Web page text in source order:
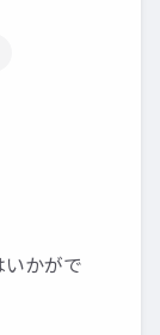
かがで